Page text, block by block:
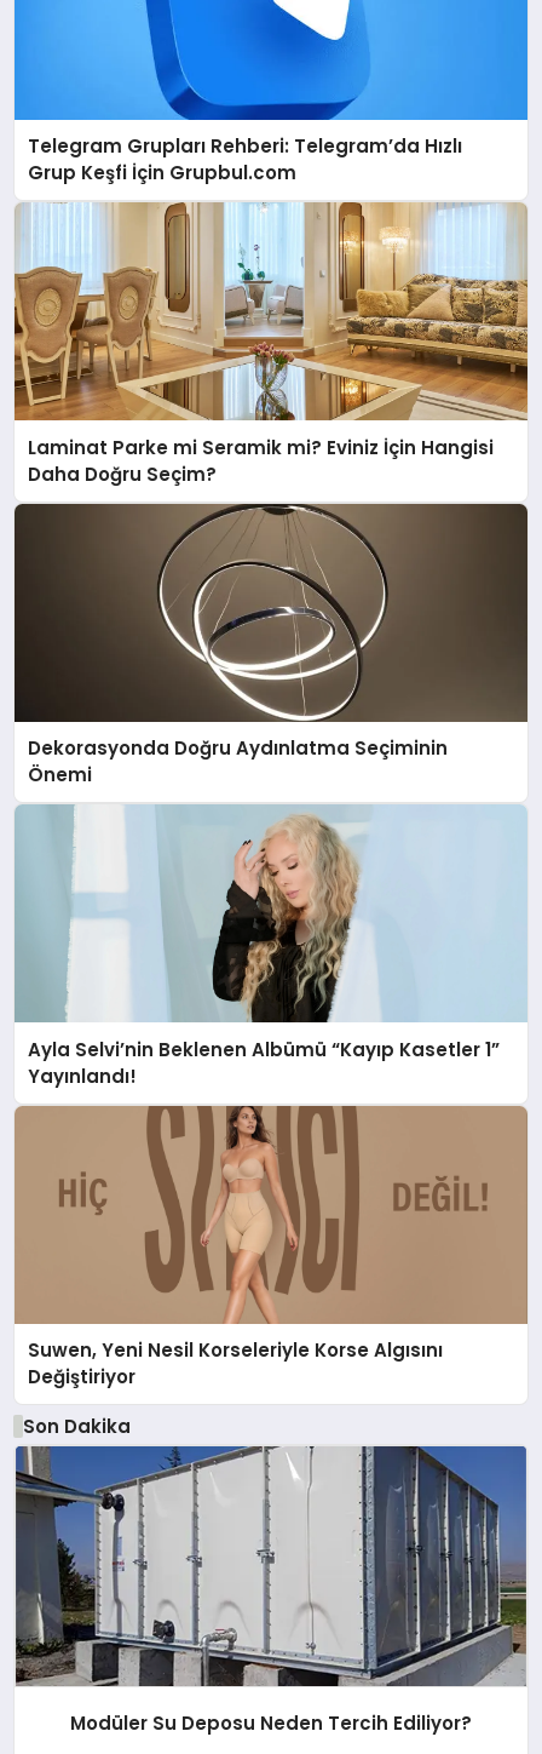
Telegram Grupları Rehberi: Telegram’da Hızlı
Grup Keşfi İçin Grupbul.com
Laminat Parke mi Seramik mi? Eviniz İçin Hangisi
Daha Doğru Seçim?
Dekorasyonda Doğru Aydınlatma Seçiminin
Önemi
Ayla Selvi’nin Beklenen Albümü “Kayıp Kasetler 1”
Yayınlandı!
Suwen, Yeni Nesil Korseleriyle Korse Algısını
Değiştiriyor
Son Dakika
Modüler Su Deposu Neden Tercih Ediliyor?